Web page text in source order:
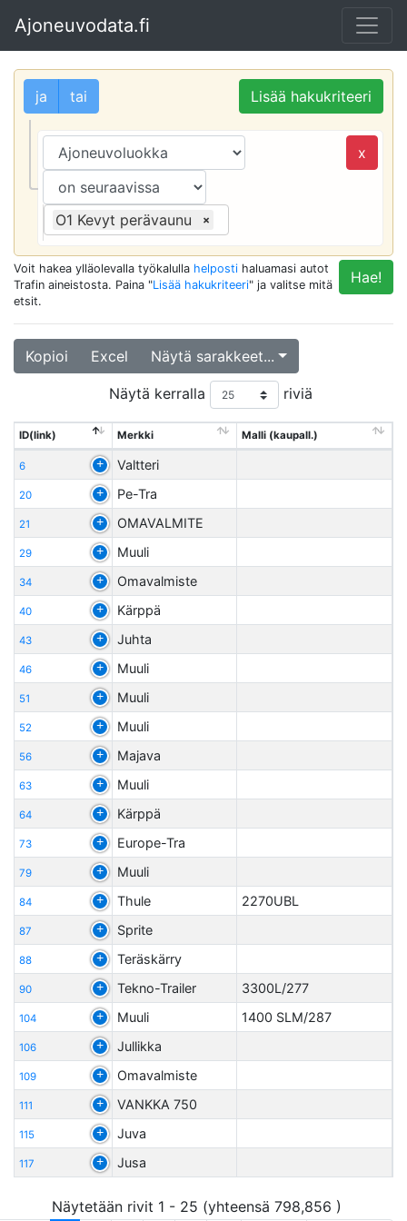
Ajoneuvodata.fi
Lisää hakukriteeri
ja tai
x
O1 Kevyt perävaunu ×
Hae!
Voit hakea ylläolevalla työkalulla helposti haluamasi autot
Trafin aineistosta. Paina "Lisää hakukriteeri" ja valitse mitä
etsit.
Kopioi Excel Näytä sarakkeet...
Näytä kerralla riviä
ID(link) Merkki Malli (kaupall.)
6 Valtteri
20 Pe-Tra
21 OMAVALMITE
29 Muuli
34 Omavalmiste
40 Kärppä
43 Juhta
46 Muuli
51 Muuli
52 Muuli
56 Majava
63 Muuli
64 Kärppä
73 Europe-Tra
79 Muuli
84 Thule 2270UBL
87 Sprite
88 Teräskärry
90 Tekno-Trailer 3300L/277
104 Muuli 1400 SLM/287
106 Jullikka
109 Omavalmiste
111 VANKKA 750
115 Juva
117 Jusa
Näytetään rivit 1 - 25 (yhteensä 798,856 )